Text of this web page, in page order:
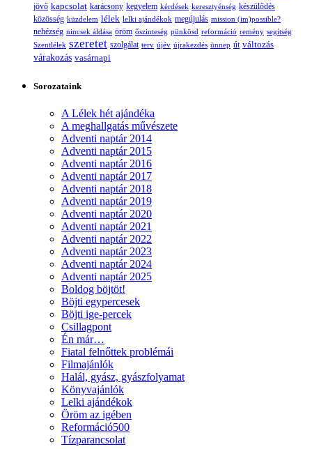
jövő kapcsolat karácsony kegyelem kérdések keresztyénség készülődés
közösség küzdelem lélek lelki ajándékok megújulás mission (im)possible?
nehézség nincsek áldása öröm őszinteség pünkösd reformáció remény segítség
Szentlélek szeretet szolgálat terv újév újrakezdés ünnep út változás
várakozás vasárnapi
Sorozataink
A Lélek hét ajándéka
A meghallgatás művészete
Adventi naptár 2014
Adventi naptár 2015
Adventi naptár 2016
Adventi naptár 2017
Adventi naptár 2018
Adventi naptár 2019
Adventi naptár 2020
Adventi naptár 2021
Adventi naptár 2022
Adventi naptár 2023
Adventi naptár 2024
Adventi naptár 2025
Boldog böjtöt!
Böjti egypercesek
Böjti ige-percek
Csillagpont
Én már…
Fiatal felnőttek problémái
Filmajánlók
Halál, gyász, gyászfolyamat
Könyvajánlók
Lelki ajándékok
Öröm az igében
Reformáció500
Tízparancsolat